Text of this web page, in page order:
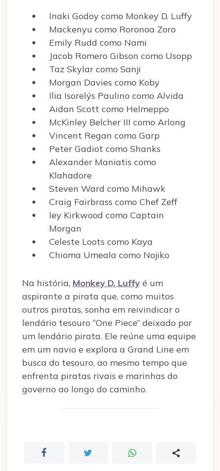
Inaki Godoy como Monkey D. Luffy
Mackenyu como Roronoa Zoro
Emily Rudd como Nami
Jacob Romero Gibson como Usopp
Taz Skylar como Sanji
Morgan Davies como Koby
Ilia Isorelýs Paulino como Alvida
Aidan Scott como Helmeppo
McKinley Belcher III como Arlong
Vincent Regan como Garp
Peter Gadiot como Shanks
Alexander Maniatis como
Klahadore
Steven Ward como Mihawk
Craig Fairbrass como Chef Zeff
ley Kirkwood como Captain
Morgan
Celeste Loots como Kaya
Chioma Umeala como Nojiko
Na história, Monkey D. Luffy é um
aspirante a pirata que, como muitos
outros piratas, sonha em reivindicar o
lendário tesouro “One Piece” deixado por
um lendário pirata. Ele reúne uma equipe
em um navio e explora a Grand Line em
busca do tesouro, ao mesmo tempo que
enfrenta piratas rivais e marinhas do
governo ao longo do caminho.